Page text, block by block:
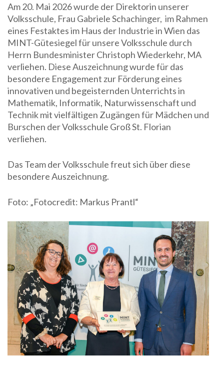
Am 20. Mai 2026 wurde der Direktorin unserer
Volksschule, Frau Gabriele Schachinger, im Rahmen
eines Festaktes im Haus der Industrie in Wien das
MINT-Gütesiegel für unsere Volksschule durch
Herrn Bundesminister Christoph Wiederkehr, MA
verliehen. Diese Auszeichnung wurde für das
besondere Engagement zur Förderung eines
innovativen und begeisternden Unterrichts in
Mathematik, Informatik, Naturwissenschaft und
Technik mit vielfältigen Zugängen für Mädchen und
Burschen der Volksschule Groß St. Florian
verliehen.
Das Team der Volksschule freut sich über diese
besondere Auszeichnung.
Foto: „Fotocredit: Markus Prantl“